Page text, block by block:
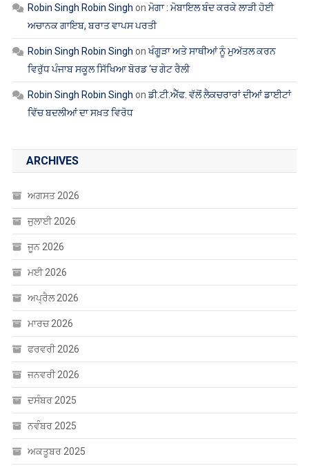
Robin Singh Robin Singh on ਮੋਗਾ : ਮੋਬਾਇਲ ਬੰਦ ਕਰਕੇ ਲਾੜੀ ਹੋਈ
ਅਚਾਨਕ ਗਾਇਬ, ਬਰਾਤ ਵਾਪਸ ਪਰਤੀ
Robin Singh Robin Singh onਖੰਗੂੜਾ ਅਤੇ ਸਾਥੀਆਂ ਨੂੰ ਮੁਅੱਤਲ ਕਰਨ
ਵਿਰੁੱਧ ਪੰਜਾਬ ਸਕੂਲ ਸਿੱਖਿਆ ਬੋਰਡ ‘ਚ ਗੇਟ ਰੈਲੀ
Robin Singh Robin Singh onਡੀ.ਟੀ.ਐੱਫ. ਵੱਲੋਂ ਲੈਕਚਰਾਰਾਂ ਦੀਆਂ ਡਾਈਟਾਂ
ਵਿੱਚ ਬਦਲੀਆਂ ਦਾ ਸਖ਼ਤ ਵਿਰੋਧ
ARCHIVES
ਅਗਸਤ 2026
ਜੁਲਾਈ 2026
ਜੂਨ 2026
ਮਈ 2026
ਅਪ੍ਰੈਲ 2026
ਮਾਰਚ 2026
ਫਰਵਰੀ 2026
ਜਨਵਰੀ 2026
ਦਸੰਬਰ 2025
ਨਵੰਬਰ 2025
ਅਕਤੂਬਰ 2025